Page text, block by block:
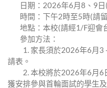
⽇期：2026年6⽉8、9⽇(
時間：下午2時⾄5時(請
地點：本校(請經1/F迎會
參加⽅法：
1. 家⻑須於2026年6⽉3 -
請表。
2. 本校將於2026年6⽉6
獲安排參與⾸輪⾯試的學⽣及